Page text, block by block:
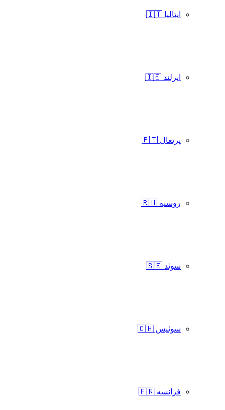
ایتالیا 🇮🇹
ایرلند 🇮🇪
پرتغال 🇵🇹
روسیه 🇷🇺
سوئد 🇸🇪
سوئیس 🇨🇭
فرانسه 🇫🇷